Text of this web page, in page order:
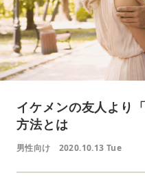
イケメンの友人より
方法とは
男性向け 2020.10.13 Tue